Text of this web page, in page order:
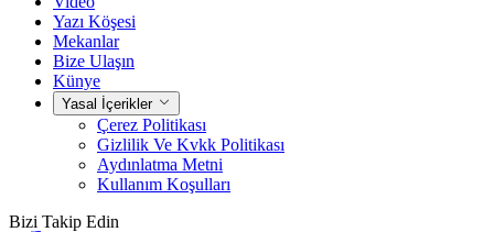
Yazı Köşesi
Mekanlar
Bize Ulaşın
Künye
Yasal İçerikler
Çerez Politikası
Gizlilik Ve Kvkk Politikası
Aydınlatma Metni
Kullanım Koşulları
Bizi Takip Edin